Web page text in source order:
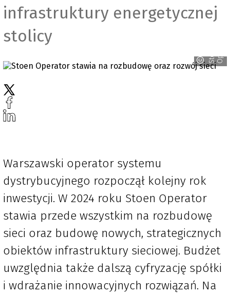
infrastruktury energetycznej
stolicy
S
t
o
e
n
O
p
e
r
a
t
or
Warszawski operator systemu
dystrybucyjnego rozpoczął kolejny rok
inwestycji. W 2024 roku Stoen Operator
stawia przede wszystkim na rozbudowę
sieci oraz budowę nowych, strategicznych
obiektów infrastruktury sieciowej. Budżet
uwzględnia także dalszą cyfryzację spółki
i wdrażanie innowacyjnych rozwiązań. Na